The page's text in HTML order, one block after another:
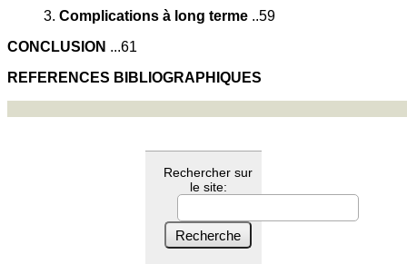
3. Complications à long terme ..59
CONCLUSION ...61
REFERENCES BIBLIOGRAPHIQUES
Rechercher sur
le site: